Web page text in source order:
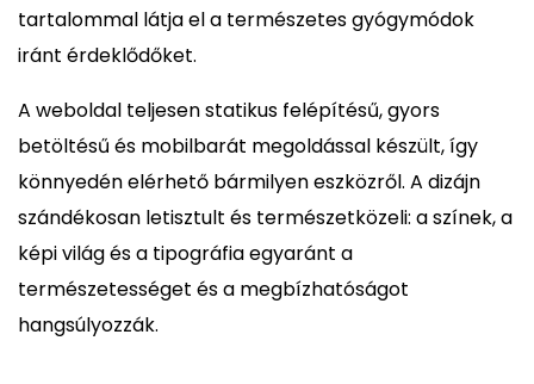
tartalommal látja el a természetes gyógymódok
iránt érdeklődőket.
A weboldal teljesen statikus felépítésű, gyors
betöltésű és mobilbarát megoldással készült, így
könnyedén elérhető bármilyen eszközről. A dizájn
szándékosan letisztult és természetközeli: a színek, a
képi világ és a tipográfia egyaránt a
természetességet és a megbízhatóságot
hangsúlyozzák.